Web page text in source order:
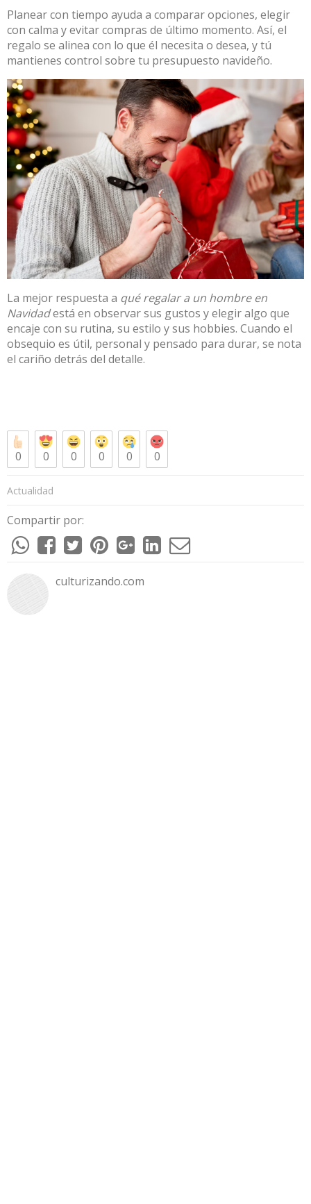
Planear con tiempo ayuda a comparar opciones, elegir
con calma y evitar compras de último momento. Así, el
regalo se alinea con lo que él necesita o desea, y tú
mantienes control sobre tu presupuesto navideño.
La mejor respuesta a qué regalar a un hombre en
Navidadestá en observar sus gustos y elegir algo que
encaje con su rutina, su estilo y sus hobbies. Cuando el
obsequio es útil, personal y pensado para durar, se nota
el cariño detrás del detalle.
0 0 0 0 0 0
Actualidad
Compartir por:
culturizando.com